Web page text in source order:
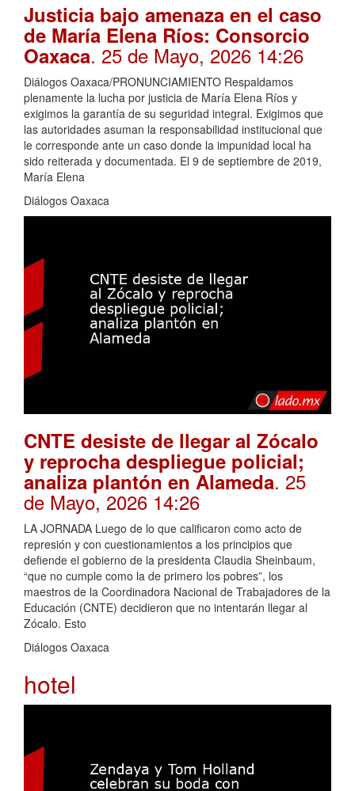
Justicia bajo amenaza en el caso
de María Elena Ríos: Consorcio
Oaxaca. 25 de Mayo, 2026 14:26
Diálogos Oaxaca/PRONUNCIAMIENTO Respaldamos
plenamente la lucha por justicia de María Elena Ríos y
exigimos la garantía de su seguridad integral. Exigimos que
las autoridades asuman la responsabilidad institucional que
le corresponde ante un caso donde la impunidad local ha
sido reiterada y documentada. El 9 de septiembre de 2019,
María Elena
Diálogos Oaxaca
CNTE desiste de llegar al Zócalo
y reprocha despliegue policial;
analiza plantón en Alameda. 25
de Mayo, 2026 14:26
LA JORNADA Luego de lo que calificaron como acto de
represión y con cuestionamientos a los principios que
defiende el gobierno de la presidenta Claudia Sheinbaum,
“que no cumple como la de primero los pobres”, los
maestros de la Coordinadora Nacional de Trabajadores de la
Educación (CNTE) decidieron que no intentarán llegar al
Zócalo. Esto
Diálogos Oaxaca
hotel